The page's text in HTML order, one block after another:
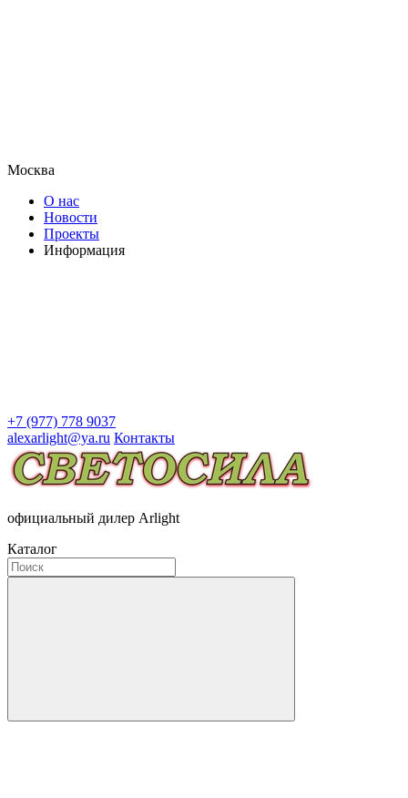
Москва
О нас
Новости
Проекты
Информация
+7 (977) 778 9037
alexarlight@ya.ru Контакты
официальный дилер Arlight
Каталог